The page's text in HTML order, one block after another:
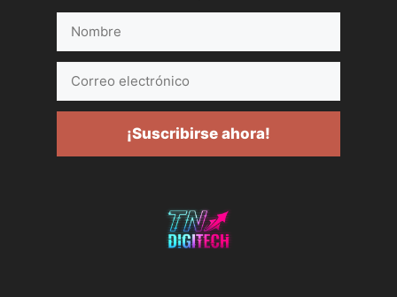
electrónico
¡Suscribirse ahora!